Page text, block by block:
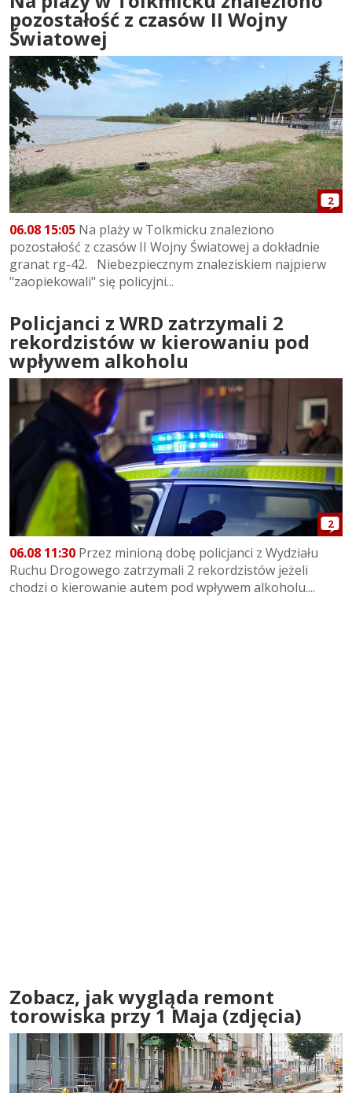
pozostałość z czasów II Wojny
Światowej
2
06.08 15:05 Na plaży w Tolkmicku znaleziono
pozostałość z czasów II Wojny Światowej a dokładnie
granat rg-42. Niebezpiecznym znaleziskiem najpierw
"zaopiekowali" się policyjni...
Policjanci z WRD zatrzymali 2
rekordzistów w kierowaniu pod
wpływem alkoholu
2
06.08 11:30 Przez minioną dobę policjanci z Wydziału
Ruchu Drogowego zatrzymali 2 rekordzistów jeżeli
chodzi o kierowanie autem pod wpływem alkoholu....
Zobacz, jak wygląda remont
torowiska przy 1 Maja (zdjęcia)